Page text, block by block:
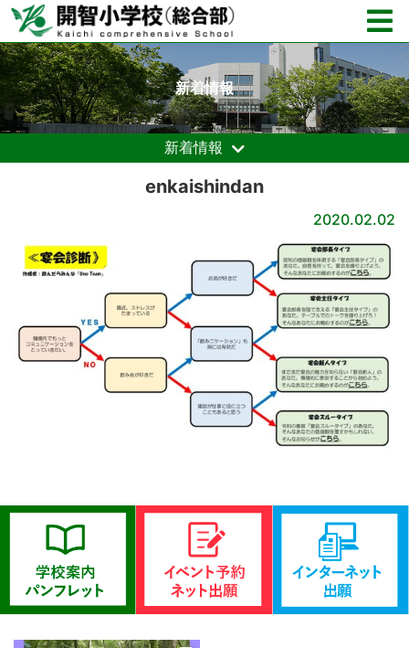
新着情報
新着情報
enkaishindan
2020.02.02